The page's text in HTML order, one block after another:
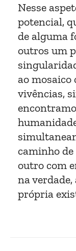
Nesse
potencial,
de alguma
outros um
ao mosaico
vivências,
caminho de
outro com
na
própria